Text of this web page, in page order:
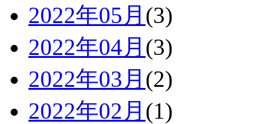
2022年05月 (3)
2022年04月 (3)
2022年03月 (2)
2022年02月 (1)